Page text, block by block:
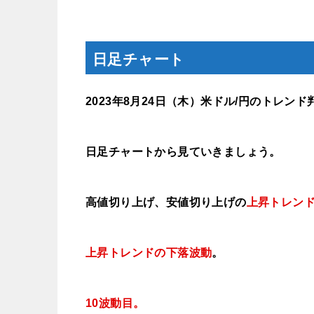
日足チャート
2023年8月24 日（木）米ドル/円のトレンド
日足チャートから見ていきましょう。
高値切り上げ、安値切り上げの 上昇トレンド
上昇トレンドの下落波動。
10波動目。